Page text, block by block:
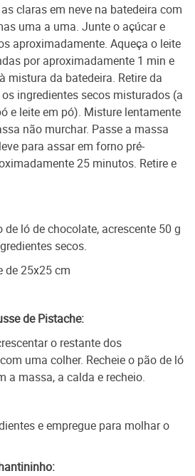
claras em neve na batedeira com
uma a uma. Junte o açúcar e
aproximadamente. Aqueça o leite
por aproximadamente 1 min e
mistura da batedeira. Retire da
ingredientes secos misturados (a
e leite em pó). Misture lentamente
não murchar. Passe a massa
para assar em forno pré-
25 minutos. Retire e
ló de chocolate, acrescente 50 g
secos.
de 25x25 cm
de Pistache:
o restante dos
uma colher. Recheie o pão de ló
a massa, a calda e recheio.
e empregue para molhar o